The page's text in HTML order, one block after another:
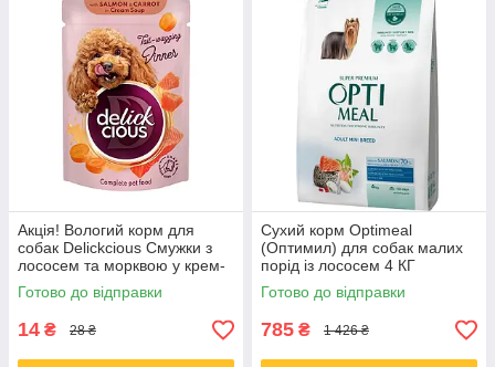
Акція! Вологий корм для
собак Delickcious Смужки з
лососем та морквою у крем-
супі 85 гр 12 шт
Готово до відправки
14 ₴ 28 ₴
Сухий корм Optimeal
(Оптимил) для собак малих
порід із лососем 4 КГ
Готово до відправки
785 ₴ 1 426 ₴